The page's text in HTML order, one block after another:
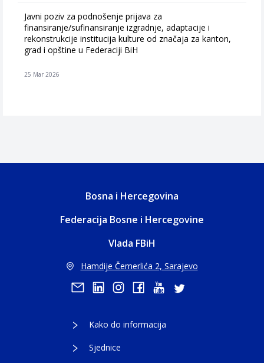
Javni poziv za podnošenje prijava za
finansiranje/sufinansiranje izgradnje, adaptacije i
rekonstrukcije institucija kulture od značaja za kanton,
grad i opštine u Federaciji BiH
25 Mar 2026
Bosna i Hercegovina
Federacija Bosne i Hercegovine
Vlada FBiH
Hamdije Čemerlića 2, Sarajevo
Kako do informacija
Sjednice